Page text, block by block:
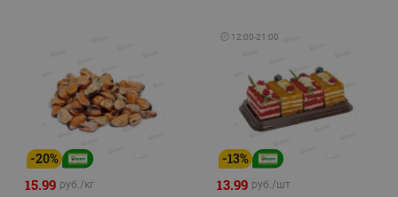
-20%
15.99 руб./кг
🕘 12:00-21:00
-13%
13.99 руб./шт